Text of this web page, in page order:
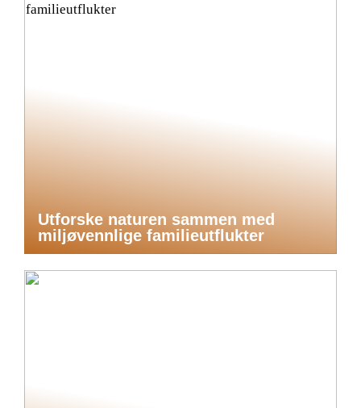
Utforske naturen sammen med
miljøvennlige familieutflukter